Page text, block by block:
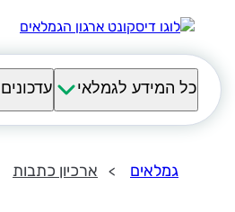
כל המידע לגמלאי
גמלאים ארכיון כתבות